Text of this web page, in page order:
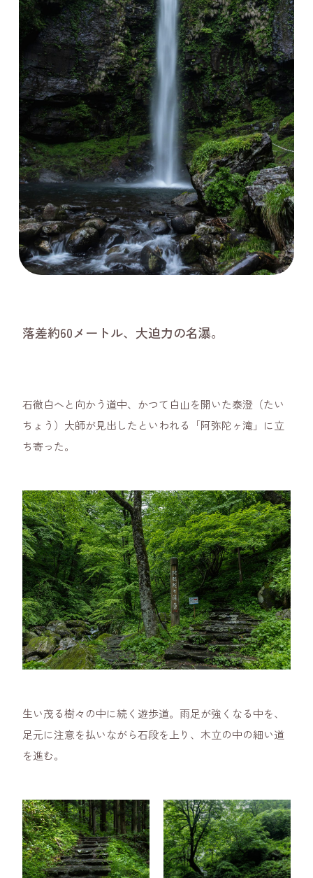
落差約60メートル、大迫力の名瀑。
石徹白へと向かう道中、かつて白山を開いた泰澄（たい
ちょう）大師が見出したといわれる「阿弥陀ヶ滝」に立
ち寄った。
生い茂る樹々の中に続く遊歩道。雨足が強くなる中を、
足元に注意を払いながら石段を上り、木立の中の細い道
を進む。